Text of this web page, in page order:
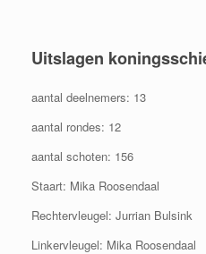
Uitslagen
aantal deelnemers: 13
aantal rondes: 12
aantal schoten: 156
Staart: Mika Roosendaal
Rechtervleugel: Jurrian Bulsink
Linkervleugel: Mika Roosendaal